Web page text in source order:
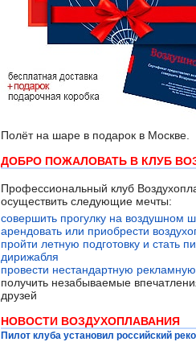
Полёт на шаре в подарок в Москве.
ДОБРО ПОЖАЛОВАТЬ В КЛУБ
Профессиональный клуб
осуществить следующие мечты:
совершить прогулку на воздушном
арендовать или приобрести
пройти летную подготовку и стать
дирижабля
провести нестандартную
получить незабываемые
друзей
НОВОСТИ ВОЗДУХОПЛАВАНИЯ
Пилот клуба установил российский